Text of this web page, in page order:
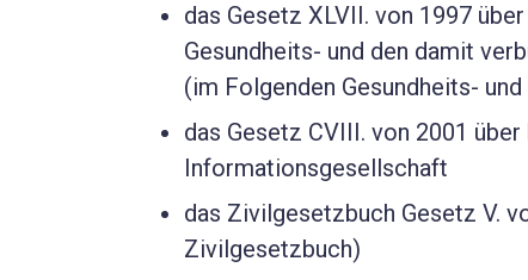
das Gesetz XLVII. von 1997
Gesundheits- und den damit
(im Folgenden Gesundheits-
das Gesetz CVIII. von 2001
Informationsgesellschaft
das Zivilgesetzbuch Gesetz V.
Zivilgesetzbuch)